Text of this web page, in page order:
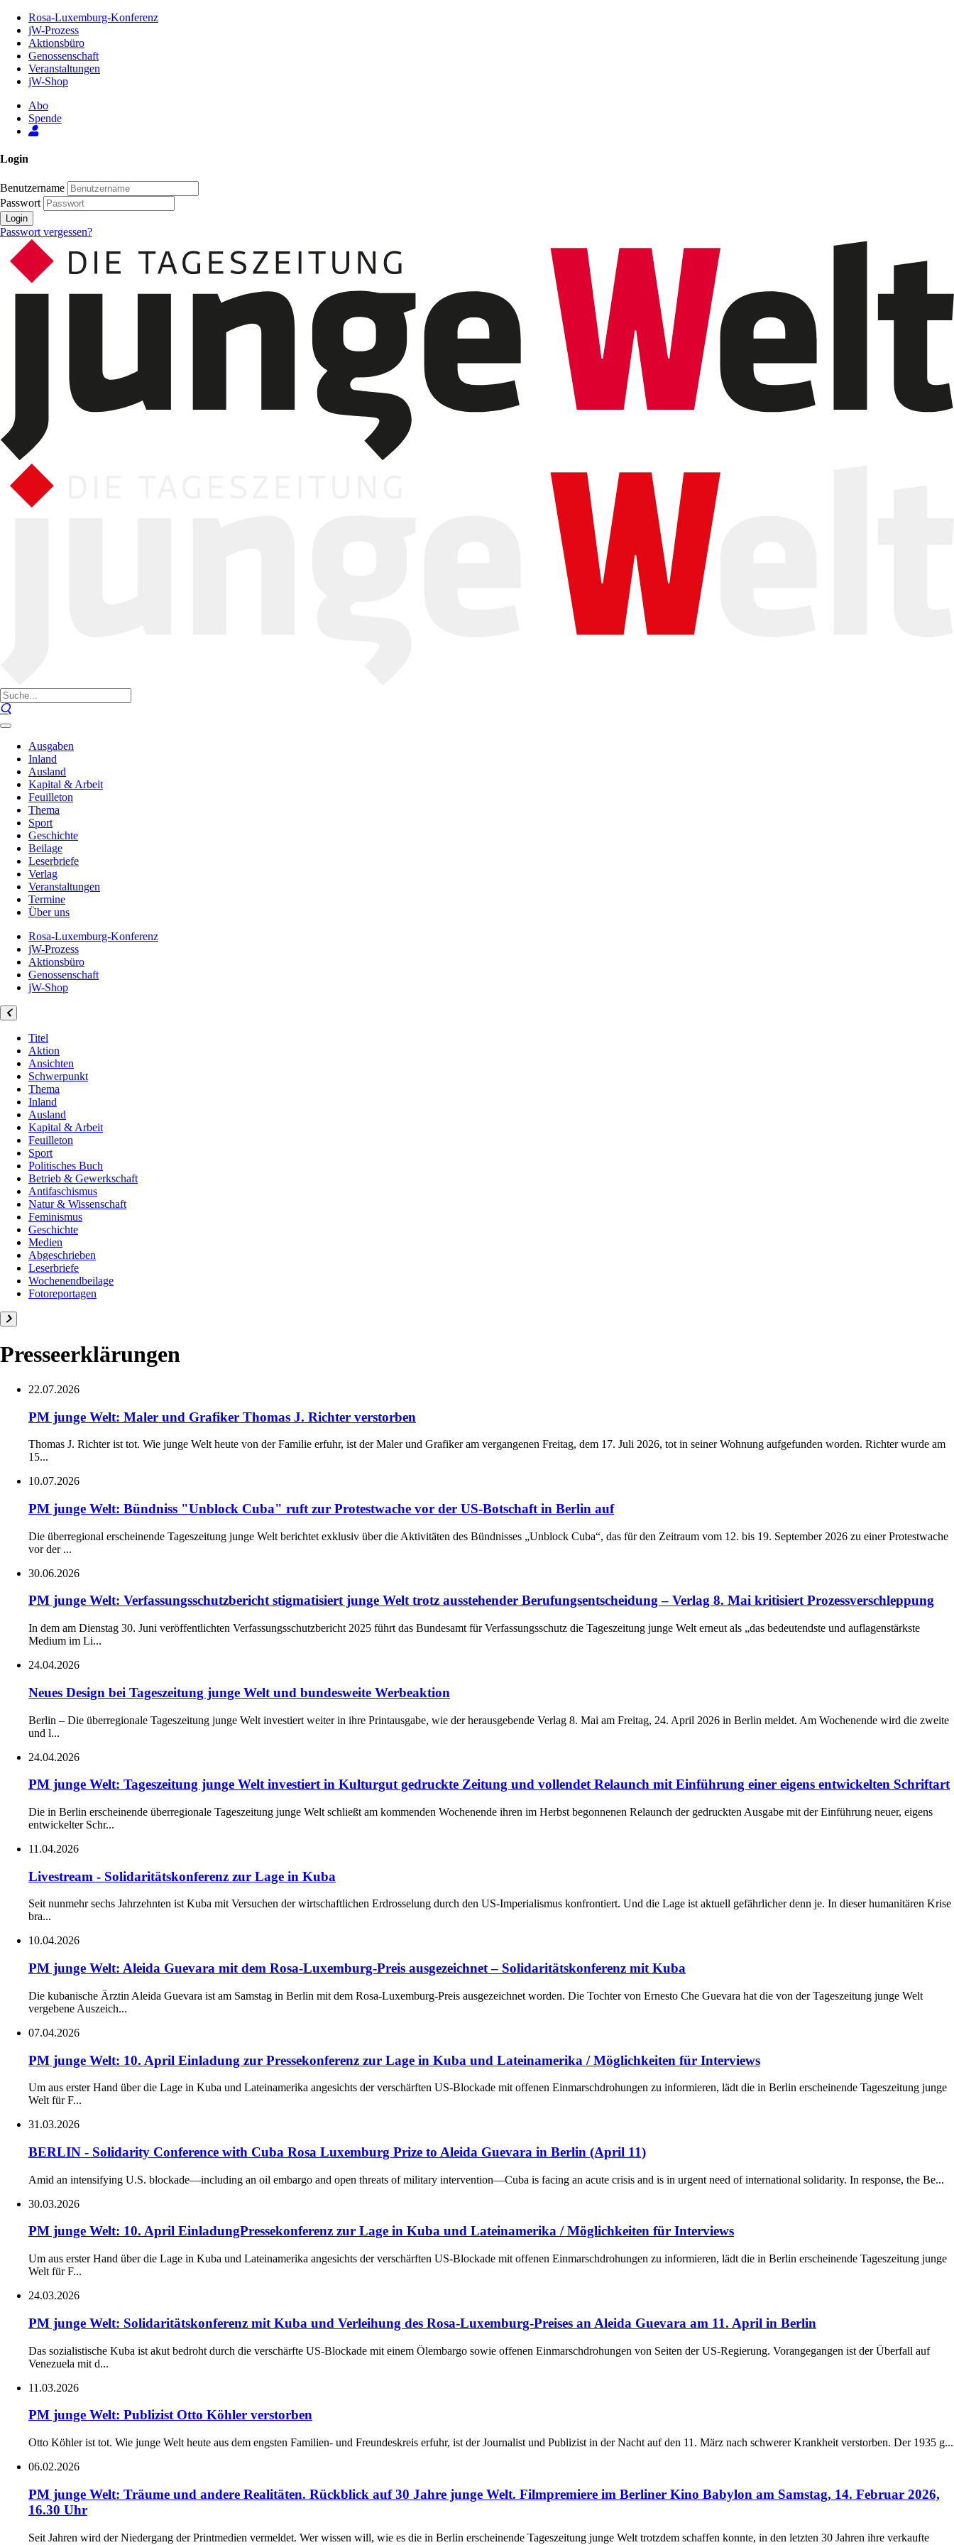
Inhalt
Seite
Rosa-Luxemburg-Konferenz
jW-Prozess
Aktionsbüro
Genossenschaft
Veranstaltungen
jW-Shop
Abo
Spende
Login
Benutzername
Passwort
Login
Passwort vergessen?
Ausgaben
Inland
Ausland
Kapital & Arbeit
Feuilleton
Thema
Sport
Geschichte
Beilage
Leserbriefe
Verlag
Veranstaltungen
Termine
Über uns
Rosa-Luxemburg-Konferenz
jW-Prozess
Aktionsbüro
Genossenschaft
jW-Shop
Titel
Aktion
Ansichten
Schwerpunkt
Thema
Inland
Ausland
Kapital & Arbeit
Feuilleton
Sport
Politisches Buch
Betrieb & Gewerkschaft
Antifaschismus
Natur & Wissenschaft
Feminismus
Geschichte
Medien
Abgeschrieben
Leserbriefe
Wochenendbeilage
Fotoreportagen
Presseerklärungen
22.07.2026
PM junge Welt: Maler und Grafiker Thomas J. Richter verstorben
Thomas J. Richter ist tot. Wie junge Welt heute von der Familie erfuhr, ist der Maler und Grafiker am vergangenen Freitag, dem 17. Juli 2026, tot in seiner Wohnung aufgefunden worden. Richter wurde am
15...
10.07.2026
PM junge Welt: Bündniss "Unblock Cuba" ruft zur Protestwache vor der US-Botschaft in Berlin auf
Die überregional erscheinende Tageszeitung junge Welt berichtet exklusiv über die Aktivitäten des Bündnisses „Unblock Cuba“, das für den Zeitraum vom 12. bis 19. September 2026 zu einer Protestwache
vor der ...
30.06.2026
PM junge Welt: Verfassungsschutzbericht stigmatisiert junge Welt trotz ausstehender Berufungsentscheidung – Verlag 8. Mai kritisiert Prozessverschleppung
In dem am Dienstag 30. Juni veröffentlichten Verfassungsschutzbericht 2025 führt das Bundesamt für Verfassungsschutz die Tageszeitung junge Welt erneut als „das bedeutendste und auflagenstärkste
Medium im Li...
24.04.2026
Neues Design bei Tageszeitung junge Welt und bundesweite Werbeaktion
Berlin – Die überregionale Tageszeitung junge Welt investiert weiter in ihre Printausgabe, wie der herausgebende Verlag 8. Mai am Freitag, 24. April 2026 in Berlin meldet. Am Wochenende wird die zweite
und l...
24.04.2026
PM junge Welt: Tageszeitung junge Welt investiert in Kulturgut gedruckte Zeitung und vollendet Relaunch mit Einführung einer eigens entwickelten Schriftart
Die in Berlin erscheinende überregionale Tageszeitung junge Welt schließt am kommenden Wochenende ihren im Herbst begonnenen Relaunch der gedruckten Ausgabe mit der Einführung neuer, eigens
entwickelter Schr...
11.04.2026
Livestream - Solidaritätskonferenz zur Lage in Kuba
Seit nunmehr sechs Jahrzehnten ist Kuba mit Versuchen der wirtschaftlichen Erdrosselung durch den US-Imperialismus konfrontiert. Und die Lage ist aktuell gefährlicher denn je. In dieser humanitären Krise
bra...
10.04.2026
PM junge Welt: Aleida Guevara mit dem Rosa-Luxemburg-Preis ausgezeichnet – Solidaritätskonferenz mit Kuba
Die kubanische Ärztin Aleida Guevara ist am Samstag in Berlin mit dem Rosa-Luxemburg-Preis ausgezeichnet worden. Die Tochter von Ernesto Che Guevara hat die von der Tageszeitung junge Welt
vergebene Auszeich...
07.04.2026
PM junge Welt: 10. April Einladung zur Pressekonferenz zur Lage in Kuba und Lateinamerika / Möglichkeiten für Interviews
Um aus erster Hand über die Lage in Kuba und Lateinamerika angesichts der verschärften US-Blockade mit offenen Einmarschdrohungen zu informieren, lädt die in Berlin erscheinende Tageszeitung junge
Welt für F...
31.03.2026
BERLIN - Solidarity Conference with Cuba Rosa Luxemburg Prize to Aleida Guevara in Berlin (April 11)
Amid an intensifying U.S. blockade—including an oil embargo and open threats of military intervention—Cuba is facing an acute crisis and is in urgent need of international solidarity. In response, the Be...
30.03.2026
PM junge Welt: 10. April EinladungPressekonferenz zur Lage in Kuba und Lateinamerika / Möglichkeiten für Interviews
Um aus erster Hand über die Lage in Kuba und Lateinamerika angesichts der verschärften US-Blockade mit offenen Einmarschdrohungen zu informieren, lädt die in Berlin erscheinende Tageszeitung junge
Welt für F...
24.03.2026
PM junge Welt: Solidaritätskonferenz mit Kuba und Verleihung des Rosa-Luxemburg-Preises an Aleida Guevara am 11. April in Berlin
Das sozialistische Kuba ist akut bedroht durch die verschärfte US-Blockade mit einem Ölembargo sowie offenen Einmarschdrohungen von Seiten der US-Regierung. Vorangegangen ist der Überfall auf
Venezuela mit d...
11.03.2026
PM junge Welt: Publizist Otto Köhler verstorben
Otto Köhler ist tot. Wie junge Welt heute aus dem engsten Familien- und Freundeskreis erfuhr, ist der Journalist und Publizist in der Nacht auf den 11. März nach schwerer Krankheit verstorben. Der 1935 g...
06.02.2026
PM junge Welt: Träume und andere Realitäten. Rückblick auf 30 Jahre junge Welt. Filmpremiere im Berliner Kino Babylon am Samstag, 14. Februar 2026,
16.30 Uhr
Seit Jahren wird der Niedergang der Printmedien vermeldet. Wer wissen will, wie es die in Berlin erscheinende Tageszeitung junge Welt trotzdem schaffen konnte, in den letzten 30 Jahren ihre verkaufte